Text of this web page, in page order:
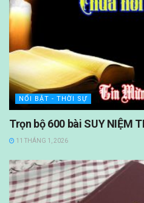
NỔI BẬT - THỜI SỰ
Trọn bộ 600 bài SUY NIỆM
11 THÁNG 1, 2026